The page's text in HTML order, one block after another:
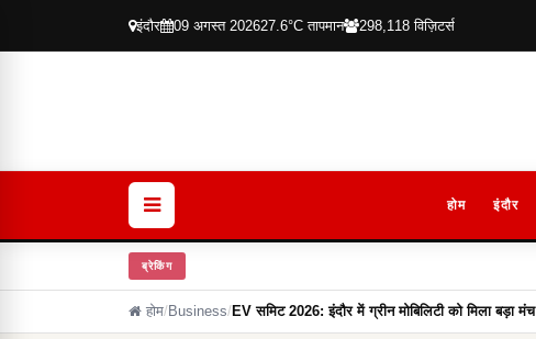
इंदौर 09 अगस्त 202627.6°C तापमान 298,118 विज़िटर्स
होम इंदौर
ब्रेकिंग
होम/ Business/ EV समिट 2026: इंदौर में ग्रीन मोबिलिटी को मिला बड़ा मंच